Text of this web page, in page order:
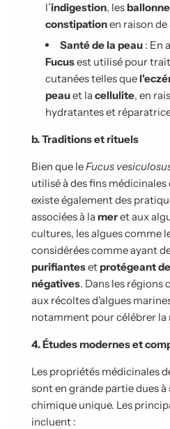
l’indigestion, les
constipationen raison
Santé de la peau : En
Fucusest utilisé pour
cutanées telles que
peauet la cellulite, en
hydratantes et
b. Traditions et rituels
Bien que leFucus
utilisé à des fins
existe également des
associées à la meret aux
cultures, les algues comme
considérées comme ayant
purifianteset protégeant
négatives. Dans les régions
aux récoltes d'algues
notamment pour célébrer la
4. Études modernes et
Les propriétés médicinales
sont en grande partie dues
chimique unique. Les
incluent :